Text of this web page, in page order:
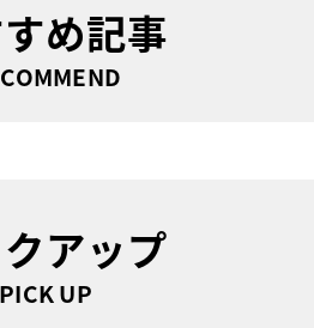
め記事
アップ
PICK UP